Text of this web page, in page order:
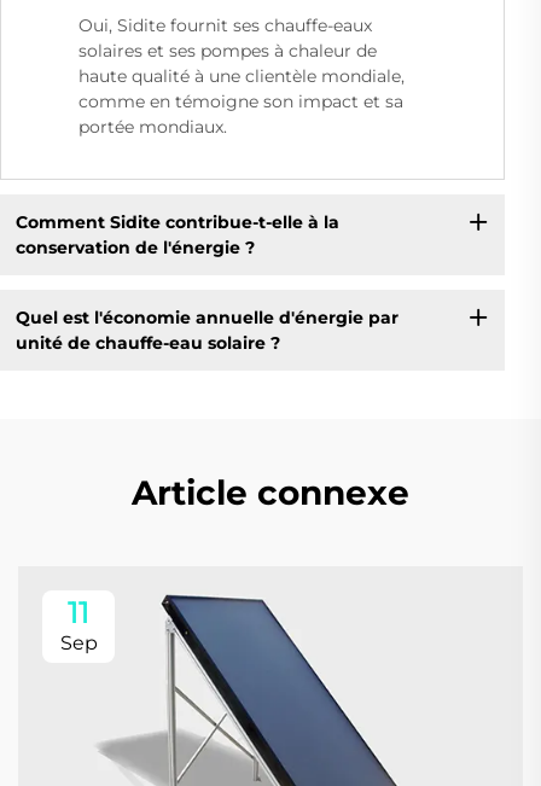
Oui, Sidite fournit ses chauffe-eaux
solaires et ses pompes à chaleur de
haute qualité à une clientèle mondiale,
comme en témoigne son impact et sa
portée mondiaux.
Comment Sidite contribue-t-elle à la
conservation de l'énergie ?
Quel est l'économie annuelle d'énergie par
unité de chauffe-eau solaire ?
Article connexe
11
Sep